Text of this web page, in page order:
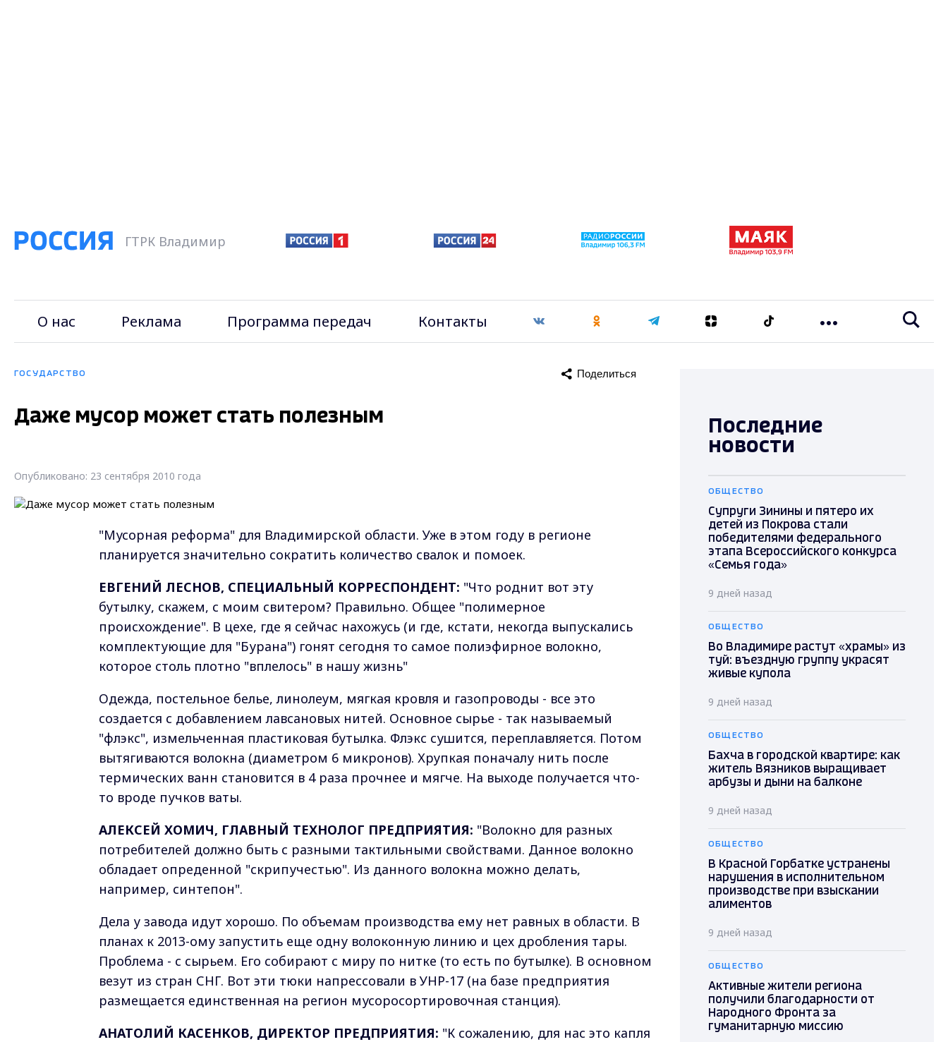
ГТРК Владимир
О нас Реклама Программа передач Контакты
ГОСУДАРСТВО Поделиться
Даже мусор может стать полезным
Опубликовано: 23 сентября 2010 года
"Мусорная реформа" для Владимирской области. Уже в этом году в регионе
планируется значительно сократить количество свалок и помоек.
ЕВГЕНИЙ ЛЕСНОВ, СПЕЦИАЛЬНЫЙ КОРРЕСПОНДЕНТ: "Что роднит вот эту
бутылку, скажем, с моим свитером? Правильно. Общее "полимерное
происхождение". В цехе, где я сейчас нахожусь (и где, кстати, некогда выпускались
комплектующие для "Бурана") гонят сегодня то самое полиэфирное волокно,
которое столь плотно "вплелось" в нашу жизнь"
Одежда, постельное белье, линолеум, мягкая кровля и газопроводы - все это
создается с добавлением лавсановых нитей. Основное сырье - так называемый
"флэкс", измельченная пластиковая бутылка. Флэкс сушится, переплавляется. Потом
вытягиваются волокна (диаметром 6 микронов). Хрупкая поначалу нить после
термических ванн становится в 4 раза прочнее и мягче. На выходе получается что-
то вроде пучков ваты.
АЛЕКСЕЙ ХОМИЧ, ГЛАВНЫЙ ТЕХНОЛОГ ПРЕДПРИЯТИЯ: "Волокно для разных
потребителей должно быть с разными тактильными свойствами. Данное волокно
обладает опреденной "скрипучестью". Из данного волокна можно делать,
например, синтепон".
Дела у завода идут хорошо. По объемам производства ему нет равных в области. В
планах к 2013-ому запустить еще одну волоконную линию и цех дробления тары.
Проблема - с сырьем. Его собирают с миру по нитке (то есть по бутылке). В основном
везут из стран СНГ. Вот эти тюки напрессовали в УНР-17 (на базе предприятия
размещается единственная на регион мусоросортировочная станция).
АНАТОЛИЙ КАСЕНКОВ, ДИРЕКТОР ПРЕДПРИЯТИЯ: "К сожалению, для нас это капля
Последние
новости
ОБЩЕСТВО
Супруги Зинины и пятеро их
детей из Покрова стали
победителями федерального
этапа Всероссийского конкурса
«Семья года»
9 дней назад
ОБЩЕСТВО
Во Владимире растут «храмы» из
туй: въездную группу украсят
живые купола
9 дней назад
ОБЩЕСТВО
Бахча в городской квартире: как
житель Вязников выращивает
арбузы и дыни на балконе
9 дней назад
ОБЩЕСТВО
В Красной Горбатке устранены
нарушения в исполнительном
производстве при взыскании
алиментов
9 дней назад
ОБЩЕСТВО
Активные жители региона
получили благодарности от
Народного Фронта за
гуманитарную миссию